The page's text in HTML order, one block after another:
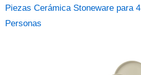
Piezas Cerámica Stoneware para 4
Personas